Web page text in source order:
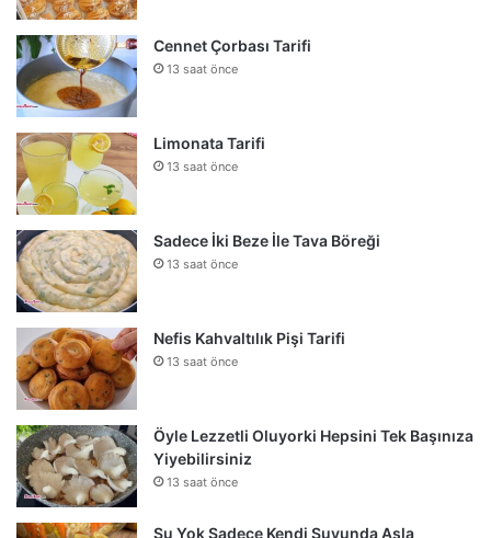
Cennet Çorbası Tarifi
13 saat önce
Limonata Tarifi
13 saat önce
Sadece İki Beze İle Tava Böreği
13 saat önce
Nefis Kahvaltılık Pişi Tarifi
13 saat önce
Öyle Lezzetli Oluyorki Hepsini Tek Başınıza
Yiyebilirsiniz
13 saat önce
Su Yok Sadece Kendi Suyunda Asla